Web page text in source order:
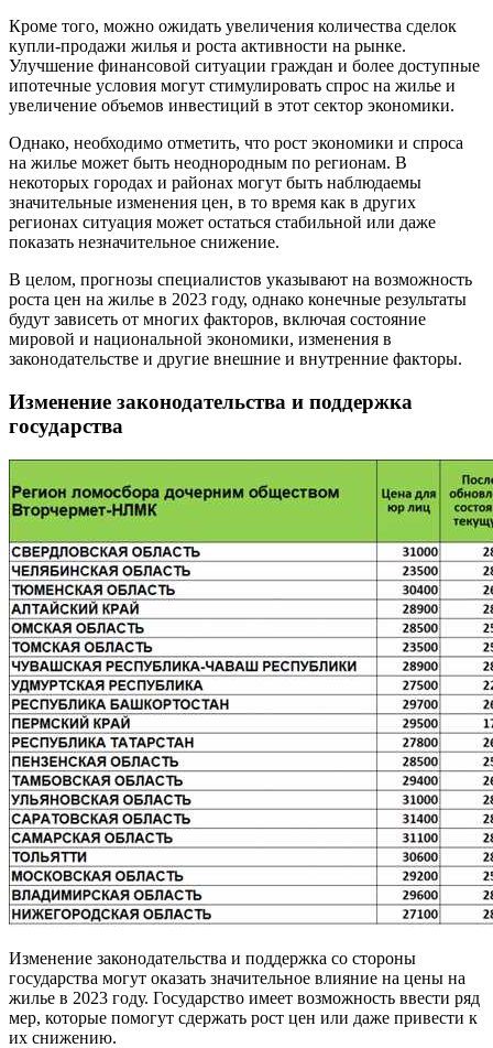
Кроме того, можно ожидать увеличения количества сделок
купли-продажи жилья и роста активности на рынке.
Улучшение финансовой ситуации граждан и более доступные
ипотечные условия могут стимулировать спрос на жилье и
увеличение объемов инвестиций в этот сектор экономики.
Однако, необходимо отметить, что рост экономики и спроса
на жилье может быть неоднородным по регионам. В
некоторых городах и районах могут быть наблюдаемы
значительные изменения цен, в то время как в других
регионах ситуация может остаться стабильной или даже
показать незначительное снижение.
В целом, прогнозы специалистов указывают на возможность
роста цен на жилье в 2023 году, однако конечные результаты
будут зависеть от многих факторов, включая состояние
мировой и национальной экономики, изменения в
законодательстве и другие внешние и внутренние факторы.
Изменение законодательства и поддержка
государства
Изменение законодательства и поддержка со стороны
государства могут оказать значительное влияние на цены на
жилье в 2023 году. Государство имеет возможность ввести ряд
мер, которые помогут сдержать рост цен или даже привести к
их снижению.